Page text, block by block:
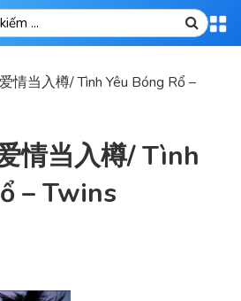
情当入樽/ Tình Yêu Bóng Rổ –
情当入樽/ Tình
– Twins